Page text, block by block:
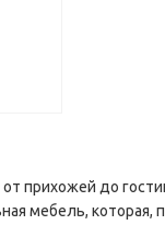
прихожей до
мебель, которая,